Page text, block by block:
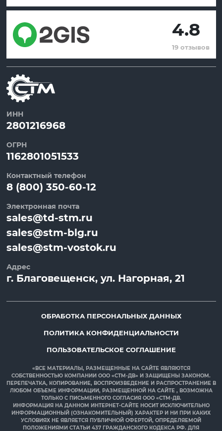
4.8
19 отзывов
ИНН
2801216968
ОГРН
1162801051533
Контактный телефон
8 (800) 350-60-12
Электронная почта
sales@td-stm.ru
sales@stm-blg.ru
sales@stm-vostok.ru
Адрес
г. Благовещенск, ул. Нагорная, 21
ОБРАБОТКА ПЕРСОНАЛЬНЫХ ДАННЫХ
ПОЛИТИКА КОНФИДЕНЦИАЛЬНОСТИ
ПОЛЬЗОВАТЕЛЬСКОЕ СОГЛАШЕНИЕ
«ВСЕ МАТЕРИАЛЫ, РАЗМЕЩЕННЫЕ НА САЙТЕ ЯВЛЯЮТСЯ
СОБСТВЕННОСТЬЮ КОМПАНИИ ООО «СТМ-ДВ» И ЗАЩИЩЕНЫ ЗАКОНОМ.
ПЕРЕПЕЧАТКА, КОПИРОВАНИЕ, ВОСПРОИЗВЕДЕНИЕ И РАСПРОСТРАНЕНИЕ В
ЛЮБОМ ОБЪЕМЕ ИНФОРМАЦИИ, РАЗМЕЩЕННОЙ НА САЙТЕ , ВОЗМОЖНА
ТОЛЬКО С ПИСЬМЕННОГО СОГЛАСИЯ ООО «СТМ-ДВ.
ИНФОРМАЦИЯ НА ДАННОМ ИНТЕРНЕТ-САЙТЕ НОСИТ ИСКЛЮЧИТЕЛЬНО
ИНФОРМАЦИОННЫЙ (ОЗНАКОМИТЕЛЬНЫЙ) ХАРАКТЕР И НИ ПРИ КАКИХ
УСЛОВИЯХ НЕ ЯВЛЯЕТСЯ ПУБЛИЧНОЙ ОФЕРТОЙ, ОПРЕДЕЛЯЕМОЙ
ПОЛОЖЕНИЯМИ СТАТЬИ 437 ГРАЖДАНСКОГО КОДЕКСА РФ. ДЛЯ